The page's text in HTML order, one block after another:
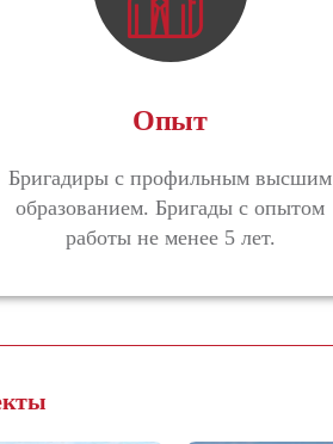
Опыт
Бригадиры с профильным высшим
образованием. Бригады с опытом
работы не менее 5 лет.